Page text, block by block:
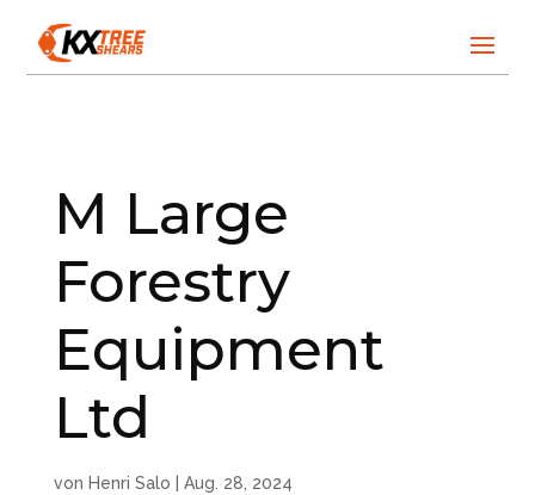
M Large
Forestry
Equipment
Ltd
von Henri Salo Aug. 28, 2024